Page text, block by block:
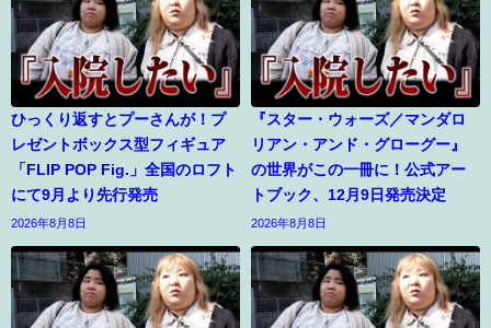
ひっくり返すとプーさんが！プ
レゼントボックス型フィギュア
「FLIP POP Fig.」全国のロフト
にて9月より先行発売
2026年8月8日
『スター・ウォーズ／マンダロ
リアン・アンド・グローグー』
の世界がこの一冊に！公式アー
トブック、12月9日発売決定
2026年8月8日